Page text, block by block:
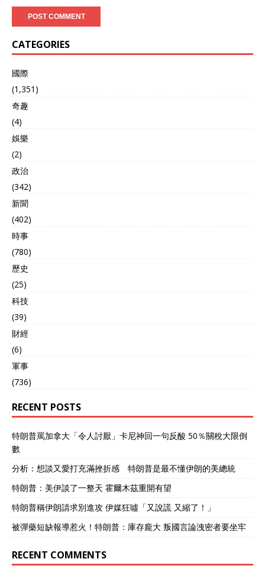
CATEGORIES
國際
(1,351)
奇趣
(4)
娛樂
(2)
政治
(342)
新聞
(402)
時事
(780)
歷史
(25)
科技
(39)
財經
(6)
軍事
(736)
RECENT POSTS
特朗普罵加拿大「令人討厭」卡尼神回一句反酸 50％關稅大限倒
數
分析：想談又愛打充滿挫折感 特朗普是最不懂伊朗的美總統
特朗普：美伊談了一整天 霍爾木茲重開有望
特朗普稱伊朗請求別進攻 伊媒狂噓「又說謊 又縮了！」
被彈藥短缺報導惹火！特朗普：庫存龐大 叛國言論洩密者要坐牢
RECENT COMMENTS